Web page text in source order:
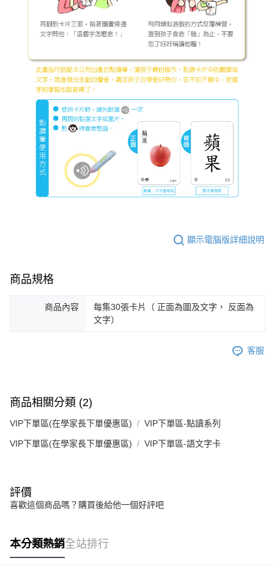
顯示電腦版詳細說明
商品規格
商品內容
每集30張卡片（ 正面為圖及文字， 反面為
文字）
客服
商品相關分類 (2)
VIP下單區(在學家長下單優惠區) VIP下單區-點讀系列
VIP下單區(在學家長下單優惠區) VIP下單區-語文字卡
評價
喜歡這個商品嗎？購買後給他一個好評吧
本分類熱銷全站排行